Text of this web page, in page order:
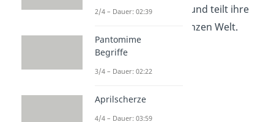
Motivationsrednerin
und teilt ihre
Geschichte auf der ganzen Welt.
2/4 – Dauer: 02:39
Pantomime
Begriffe
3/4 – Dauer: 02:22
Aprilscherze
4/4 – Dauer: 03:59